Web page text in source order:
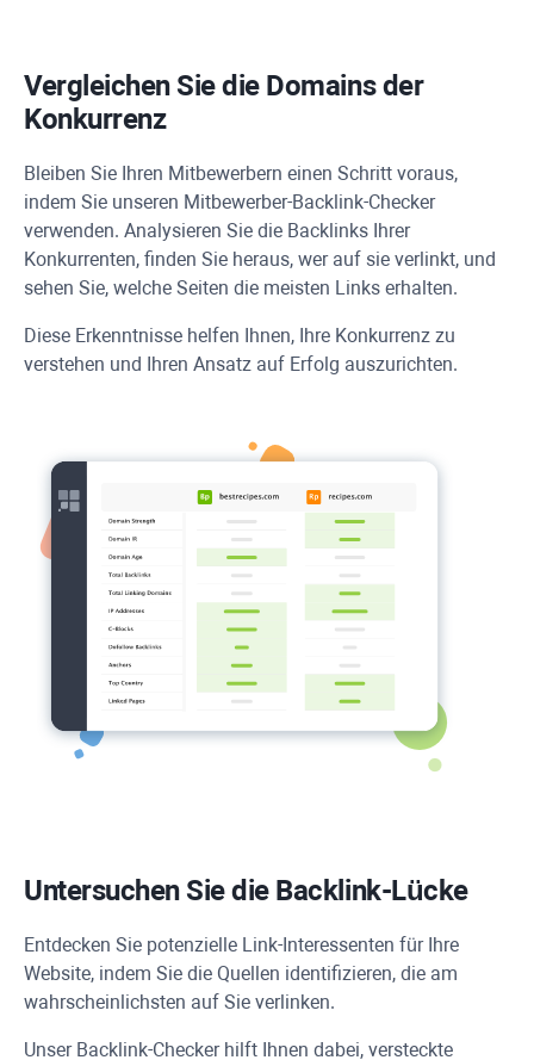
Vergleichen Sie die Domains der
Konkurrenz
Bleiben Sie Ihren Mitbewerbern einen Schritt voraus,
indem Sie unseren Mitbewerber-Backlink-Checker
verwenden. Analysieren Sie die Backlinks Ihrer
Konkurrenten, finden Sie heraus, wer auf sie verlinkt, und
sehen Sie, welche Seiten die meisten Links erhalten.
Diese Erkenntnisse helfen Ihnen, Ihre Konkurrenz zu
verstehen und Ihren Ansatz auf Erfolg auszurichten.
Untersuchen Sie die Backlink-Lücke
Entdecken Sie potenzielle Link-Interessenten für Ihre
Website, indem Sie die Quellen identifizieren, die am
wahrscheinlichsten auf Sie verlinken.
Unser Backlink-Checker hilft Ihnen dabei, versteckte